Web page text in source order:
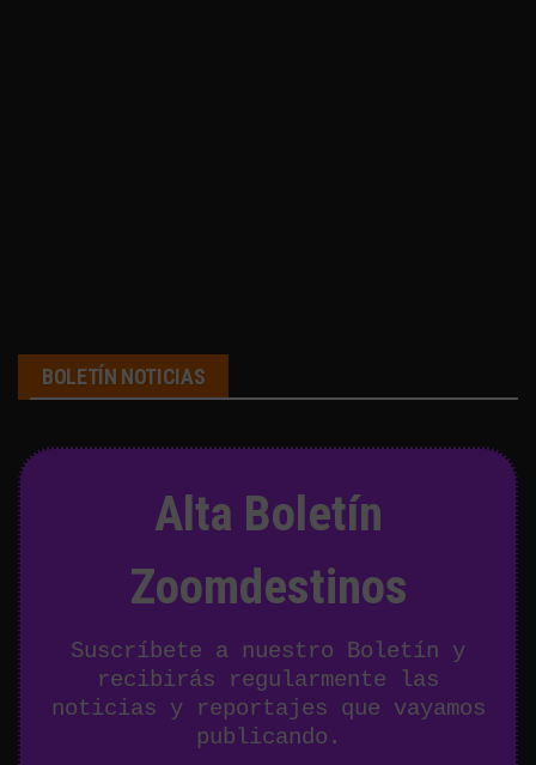
BOLETÍN NOTICIAS
Alta Boletín
Zoomdestinos
Suscríbete a nuestro Boletín y
recibirás regularmente las
noticias y reportajes que vayamos
publicando.